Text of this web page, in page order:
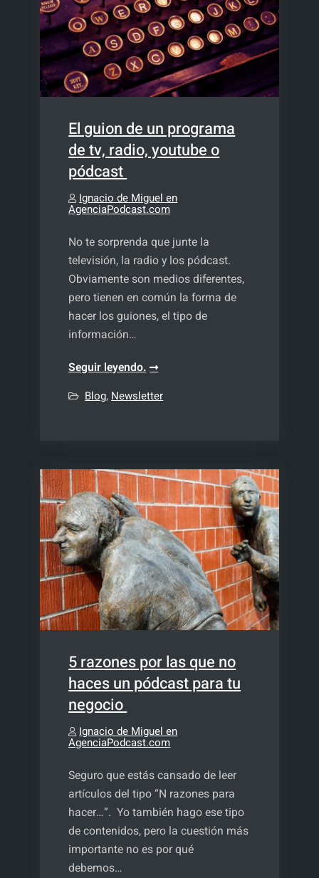
El guion de un programa
de tv, radio, youtube o
pódcast
Ignacio de Miguel en
AgenciaPodcast.com
No te sorprenda que junte la
televisión, la radio y los pódcast.
Obviamente son medios diferentes,
pero tienen en común la forma de
hacer los guiones, el tipo de
información…
Seguir leyendo.El
de
tv,
radio,
youtube
o
pódcast
Blog, Newsletter
5 razones por las que no
haces un pódcast para tu
negocio
Ignacio de Miguel en
AgenciaPodcast.com
Seguro que estás cansado de leer
artículos del tipo “N razones para
hacer…”. Yo también hago ese tipo
de contenidos, pero la cuestión más
importante no es por qué
debemos…